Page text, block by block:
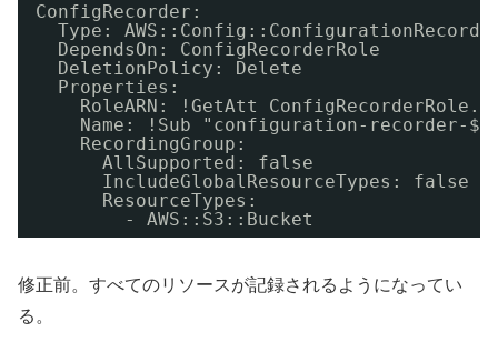
ConfigRecorder:
Type:
DependsOn: ConfigRecorderRole
DeletionPolicy: Delete
Properties:
RoleARN: !GetAtt
Name: !Sub "configuration-recorder-
RecordingGroup:
AllSupported: false
IncludeGlobalResourceTypes: false
ResourceTypes:
- AWS::S3::Bucket
修正前。すべてのリソースが記録されるようになってい
る。